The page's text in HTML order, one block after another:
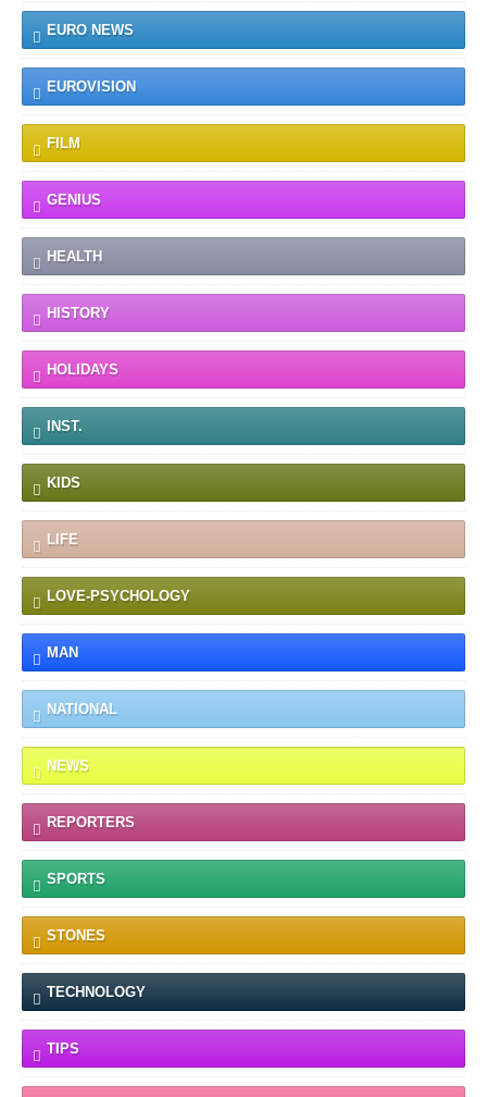
EURO NEWS
EUROVISION
FILM
GENIUS
HEALTH
HISTORY
HOLIDAYS
INST.
KIDS
LIFE
LOVE-PSYCHOLOGY
MAN
NATIONAL
NEWS
REPORTERS
SPORTS
STONES
TECHNOLOGY
TIPS